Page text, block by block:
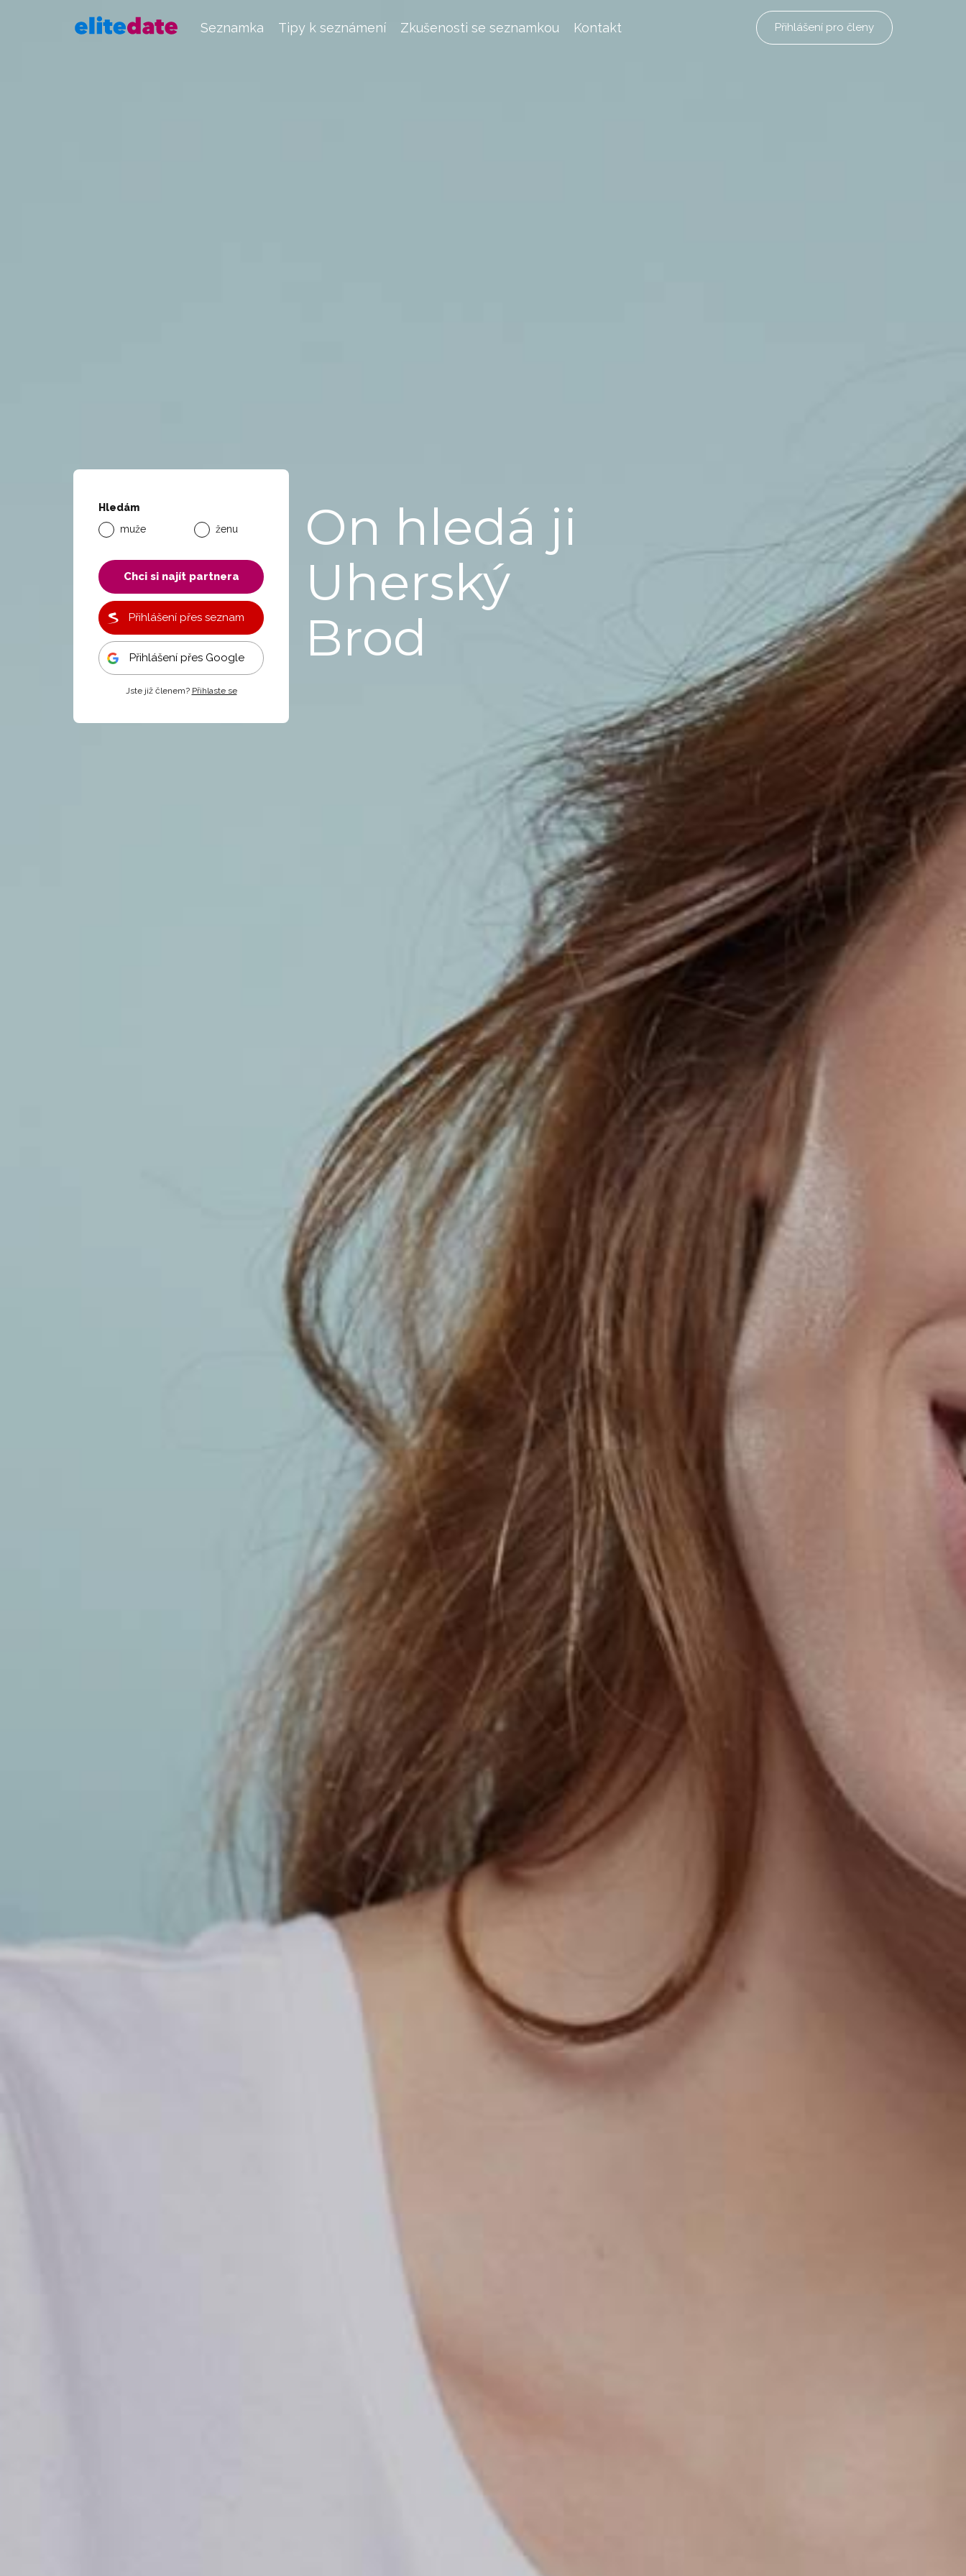
Seznamka Tipy k seznámení Zkušenosti se seznamkou Kontakt Přihlášení pro členy
Hledám
muže
ženu
Chci si najít partnera
Přihlášení přes seznam
Přihlášení přes Google
Jste již členem? Přihlaste se
On hledá ji
Uherský
Brod